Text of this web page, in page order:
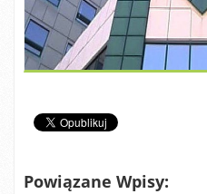
Powiązane Wpisy: